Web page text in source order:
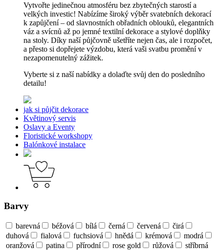
Vytvořte jedinečnou atmosféru bez zbytečných starostí a
velkých investic! Nabízíme široký výběr svatebních dekorací
k zapůjčení – od slavnostních obřadních oblouků, elegantních
váz a svícnů až po jemné textilní dekorace a stylové doplňky
na stoly. Díky naší půjčovně ušetříte nejen čas, ale i rozpočet,
a přesto si dopřejete výzdobu, která vaši svatbu promění v
nezapomenutelný zážitek.
Vyberte si z naší nabídky a dolaďte svůj den do posledního
detailu!
jak si půjčit dekorace
Květinový servis
Oslavy a Eventy
Floristické workshopy
Balónkové instalace
Barvy
barevná béžová bílá černá červená
čirá
duhová
fialová fuchsiová hnědá krémová
modrá
oranžová
patina přírodní rose gold růžová
stříbrná